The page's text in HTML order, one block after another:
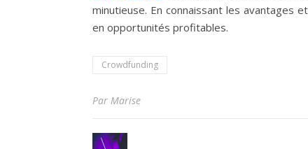
minutieuse. En connaissant les avantages
en opportunités profitables.
Crowdfunding
Par Marise